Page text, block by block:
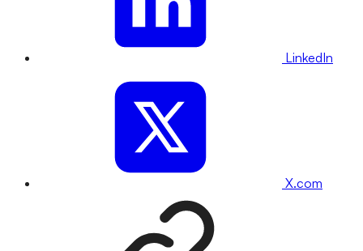
LinkedIn
X.com